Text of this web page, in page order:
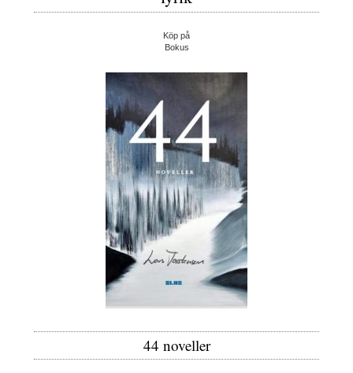
Köp på
Bokus
44 noveller